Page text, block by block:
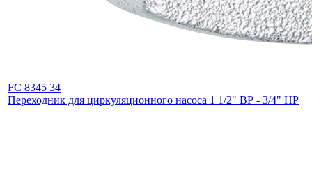
FC 8345 34
Переходник для циркуляционного насоса 1 1/2" ВР - 3/4" НР